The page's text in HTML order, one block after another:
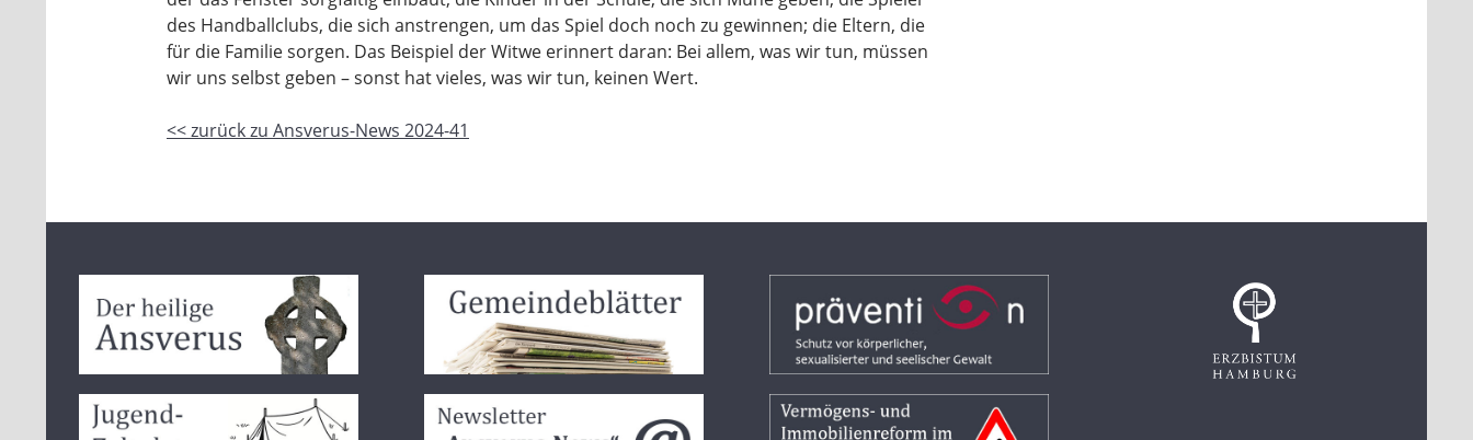
des Handballclubs, die sich anstrengen, um das Spiel doch noch zu gewinnen; die Eltern, die
für die Familie sorgen. Das Beispiel der Witwe erinnert daran: Bei allem, was wir tun, müssen
wir uns selbst geben – sonst hat vieles, was wir tun, keinen Wert.
<< zurück zu Ansverus-News 2024-41